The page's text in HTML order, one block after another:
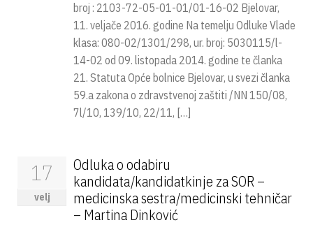
broj : 2103-72-05-01-01/01-16-02 Bjelovar,
11. veljače 2016. godine Na temelju Odluke Vlade
klasa: 080-02/1301/298, ur. broj: 5030115/l-
14-02 od 09. listopada 2014. godine te članka
21. Statuta Opće bolnice Bjelovar, u svezi članka
59.a zakona o zdravstvenoj zaštiti /NN 150/08,
7l/10, 139/10, 22/11, […]
17
velj
Odluka o odabiru
kandidata/kandidatkinje za SOR –
medicinska sestra/medicinski tehničar
– Martina Dinković